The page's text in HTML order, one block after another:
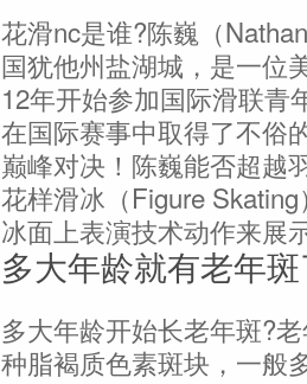
花滑nc是谁?陈巍（
国犹他州盐湖城，是一位
12年开始参加国际滑联青
在国际赛事中取得了不俗
巅峰对决！陈巍能否超越
花样滑冰（Figure
冰面上表演技术动作来展
多大年龄就有老年
多大年龄开始长老年斑?
种脂褐质色素斑块，一般